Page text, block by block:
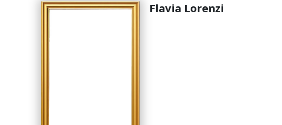
Flavia Lorenzi